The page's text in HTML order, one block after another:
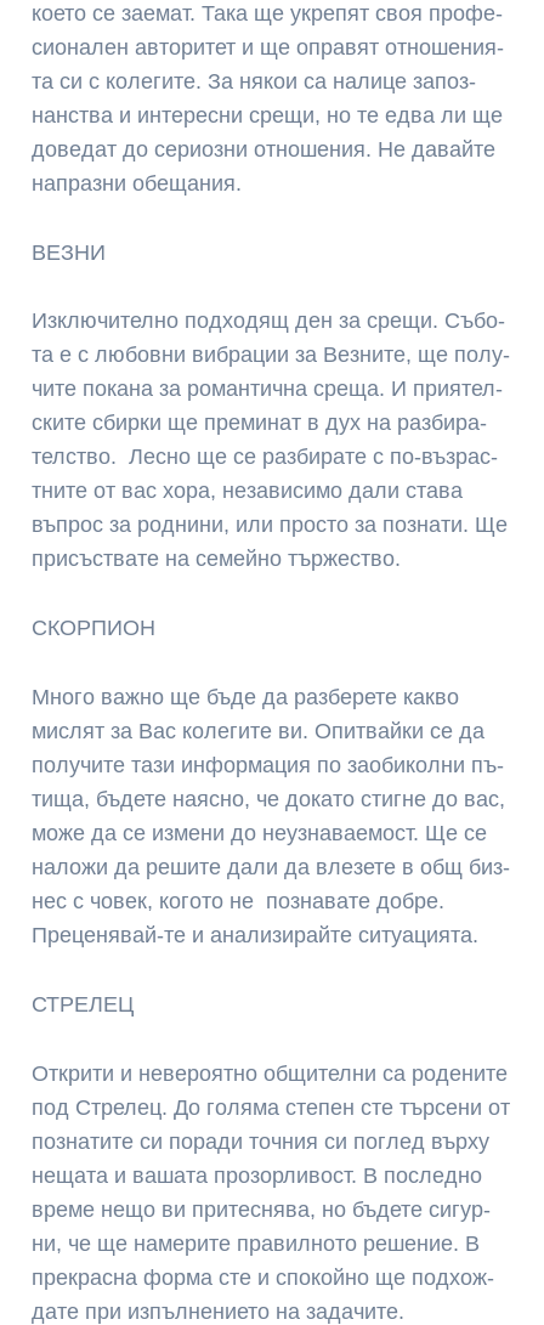
кое­то се зае­мат. Та­ка ще ук­репят своя про­фе­
сио­на­лен ав­то­ри­тет и ще оп­равят от­но­ше­ния­
та си с ко­ле­ги­те. За някои са на­ли­це за­поз­
нанс­тва и ин­те­рес­ни сре­щи, но те ед­ва ли ще
до­ве­дат до се­риоз­ни от­но­ше­ния. Не давайте
напразни обещания.
ВЕЗНИ
Из­клю­чи­тел­но под­ходящ ден за сре­щи. Съ­бо­
та е с лю­бов­ни виб­ра­ции за Вез­ни­те, ще по­лу­
чи­те по­ка­на за ро­ман­тич­на сре­ща. И прия­тел­
ски­те сбир­ки ще пре­ми­нат в дух на раз­би­ра­
телс­тво. Лес­но ще се раз­би­ра­те с по-въз­рас­
тни­те от вас хо­ра, не­за­ви­си­мо да­ли ста­ва
въп­рос за род­ни­ни, или прос­то за поз­на­ти. Ще
при­със­тва­те на се­мей­но тър­жес­тво.
СКОРПИОН
Мно­го важ­но ще бъ­де да раз­бе­рете как­во
мислят за Вас колегите ви. Опи­твай­ки се да
по­лу­чи­те та­зи ин­фор­ма­ция по зао­би­кол­ни пъ­
ти­ща, бъ­де­те ная­сно, че до­ка­то стиг­не до вас,
мо­же да се из­ме­ни до неуз­на­вае­мост. Ще се
на­ло­жи да ре­ши­те да­ли да вле­зе­те в общ биз­
нес с чо­век, ко­го­то не поз­на­ва­те добре.
Преценявай-те и анализирайте ситуацията.
СТРЕЛЕЦ
От­кри­ти и не­ве­роя­тно об­щи­тел­ни са ро­де­ни­те
под Стре­лец. До гол­яма сте­пен сте тър­се­ни от
поз­на­ти­те си по­ра­ди точ­ния си пог­лед вър­ху
не­ща­та и ва­ша­та про­зор­ли­вост. В пос­лед­но
вре­ме не­що ви при­тесн­ява, но бъ­де­те си­гур­
ни, че ще на­ме­ри­те пра­вил­но­то ре­ше­ние. В
прек­рас­на фор­ма сте и спо­кой­но ще под­хож­
да­те при из­пъл­не­ние­то на за­да­чи­те.